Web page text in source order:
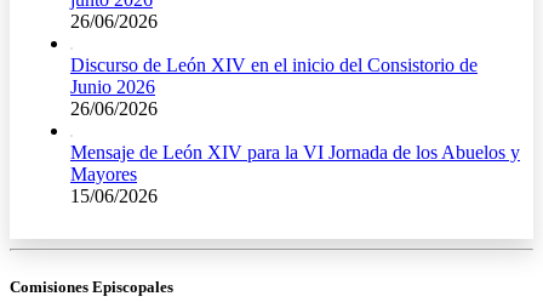
26/06/2026
Discurso de León XIV en el inicio del Consistorio de
Junio 2026
26/06/2026
Mensaje de León XIV para la VI Jornada de los Abuelos y
Mayores
15/06/2026
Comisiones Episcopales